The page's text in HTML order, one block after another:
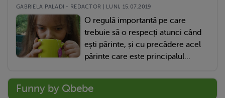
GABRIELA PALADI - REDACTOR | LUNI, 15.07.2019
O regulă importantă pe care
trebuie să o respecți atunci când
ești părinte, și cu precădere acel
părinte care este principalul...
Funny by Qbebe